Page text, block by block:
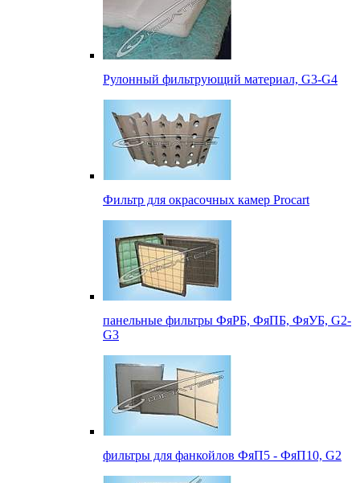
Рулонный фильтрующий материал, G3-G4
Фильтр для окрасочных камер Procart
панельные фильтры ФяРБ, ФяПБ, ФяУБ, G2-
G3
фильтры для фанкойлов ФяП5 - ФяП10, G2